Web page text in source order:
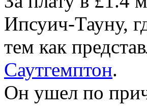
Ипсуич-Тауну,
тем как
Саутгемптон.
Он ушел по